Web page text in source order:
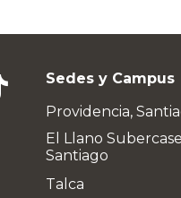
Sedes y Campus
Providencia,
El Llano
Santiago
Talca